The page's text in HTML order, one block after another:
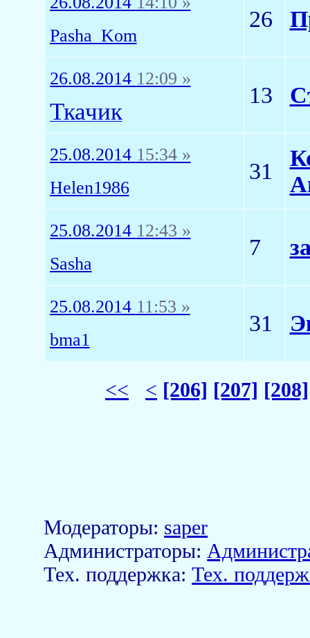
Pasha_Kom
26
26.08.2014 12:09 »
Ткачик
13
25.08.2014 15:34 »
Helen1986
31
25.08.2014 12:43 »
Sasha
7
25.08.2014 11:53 »
bma1
31
<< < [206] [207] [208]
Модераторы: saper
Aдминистраторы:
Тех. поддержка:Тех.